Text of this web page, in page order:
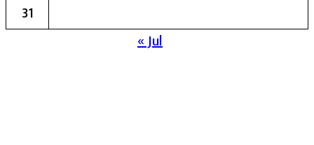
31
« Jul